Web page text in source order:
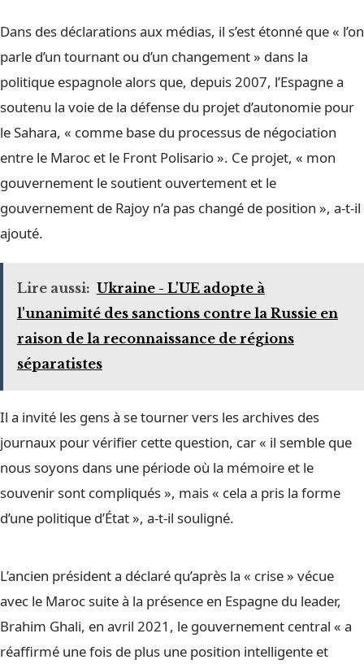
Dans des déclarations aux médias, il s’est étonné que « l’on
parle d’un tournant ou d’un changement » dans la
politique espagnole alors que, depuis 2007, l’Espagne a
soutenu la voie de la défense du projet d’autonomie pour
le Sahara, « comme base du processus de négociation
entre le Maroc et le Front Polisario ». Ce projet, « mon
gouvernement le soutient ouvertement et le
gouvernement de Rajoy n’a pas changé de position », a-t-il
ajouté.
Lire aussi: Ukraine - L'UE adopte à
l'unanimité des sanctions contre la Russie en
raison de la reconnaissance de régions
séparatistes
Il a invité les gens à se tourner vers les archives des
journaux pour vérifier cette question, car « il semble que
nous soyons dans une période où la mémoire et le
souvenir sont compliqués », mais « cela a pris la forme
d’une politique d’État », a-t-il souligné.
L’ancien président a déclaré qu’après la « crise » vécue
avec le Maroc suite à la présence en Espagne du leader,
Brahim Ghali, en avril 2021, le gouvernement central « a
réaffirmé une fois de plus une position intelligente et